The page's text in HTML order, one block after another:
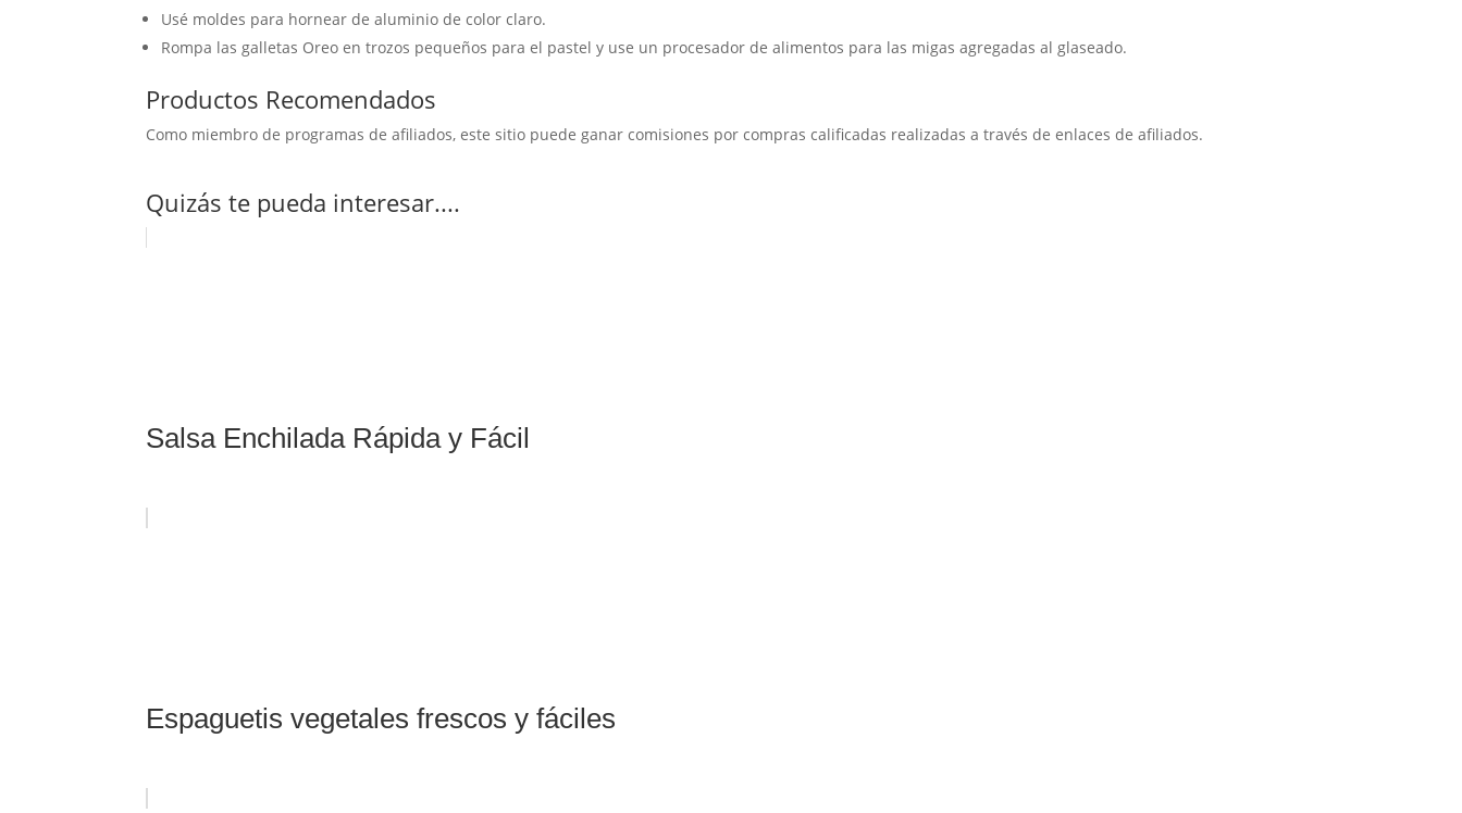
Usé moldes para hornear de aluminio de color claro.
Rompa las galletas Oreo en trozos pequeños para el pastel y use un procesador de alimentos para las migas agregadas al glaseado.
Productos Recomendados
Como miembro de programas de afiliados, este sitio puede ganar comisiones por compras calificadas realizadas a través de enlaces de afiliados.
Quizás te pueda interesar....
Salsa Enchilada Rápida y Fácil
Espaguetis vegetales frescos y fáciles